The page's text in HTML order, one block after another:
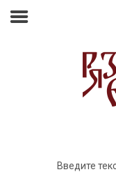
Митрополия